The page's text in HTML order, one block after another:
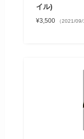
イル)
¥3,500 （2021/